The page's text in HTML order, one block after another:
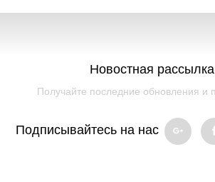
Новостная рассылка
Получайте последние обновления и
Подписывайтесь на нас